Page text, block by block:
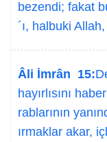
bezendi; fakat
´ı, halbuki
Âli İmrân 15:
hayırlısını
rablarının
ırmaklar akar,